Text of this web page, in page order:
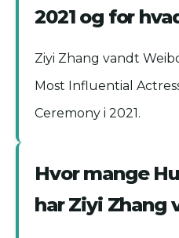
2021 og for
Ziyi Zhang vandt
Most Influential
Ceremony i 2021.
Hvor mange
har Ziyi Zhang